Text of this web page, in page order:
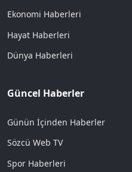
Ekonomi Haberleri
Hayat Haberleri
Dünya Haberleri
Güncel Haberler
Günün İçinden Haberler
Sözcü Web TV
Spor Haberleri